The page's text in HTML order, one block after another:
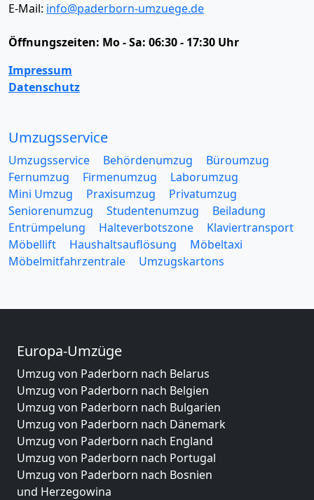
E-Mail: info@paderborn-umzuege.de
Öffnungszeiten: Mo - Sa: 06:30 - 17:30 Uhr
Impressum
Datenschutz
Umzugsservice
Umzugsservice Behördenumzug
Büroumzug
Fernumzug
Firmenumzug
Laborumzug
Mini Umzug
Praxisumzug
Privatumzug
Seniorenumzug
Studentenumzug
Beiladung
Entrümpelung
Halteverbotszone
Klaviertransport
Möbellift
Haushaltsauflösung
Möbeltaxi
Möbelmitfahrzentrale
Umzugskartons
Europa-Umzüge
Umzug von Paderborn nach Belarus
Umzug von Paderborn nach Belgien
Umzug von Paderborn nach Bulgarien
Umzug von Paderborn nach Dänemark
Umzug von Paderborn nach England
Umzug von Paderborn nach Portugal
Umzug von Paderborn nach Bosnien
und Herzegowina